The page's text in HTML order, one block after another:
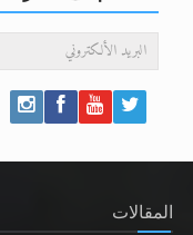
المقالات